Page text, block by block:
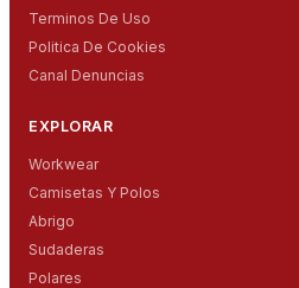
Terminos De Uso
Politica De Cookies
Canal Denuncias
EXPLORAR
Workwear
Camisetas Y Polos
Abrigo
Sudaderas
Polares